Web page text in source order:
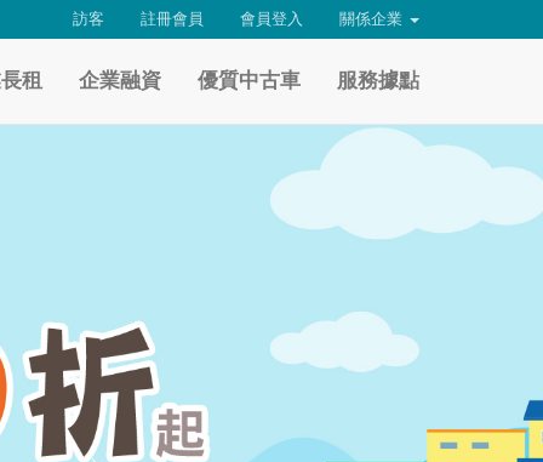
訪客 註冊會員 會員登入 關係企業
租 企業融資 優質中古車 服務據點